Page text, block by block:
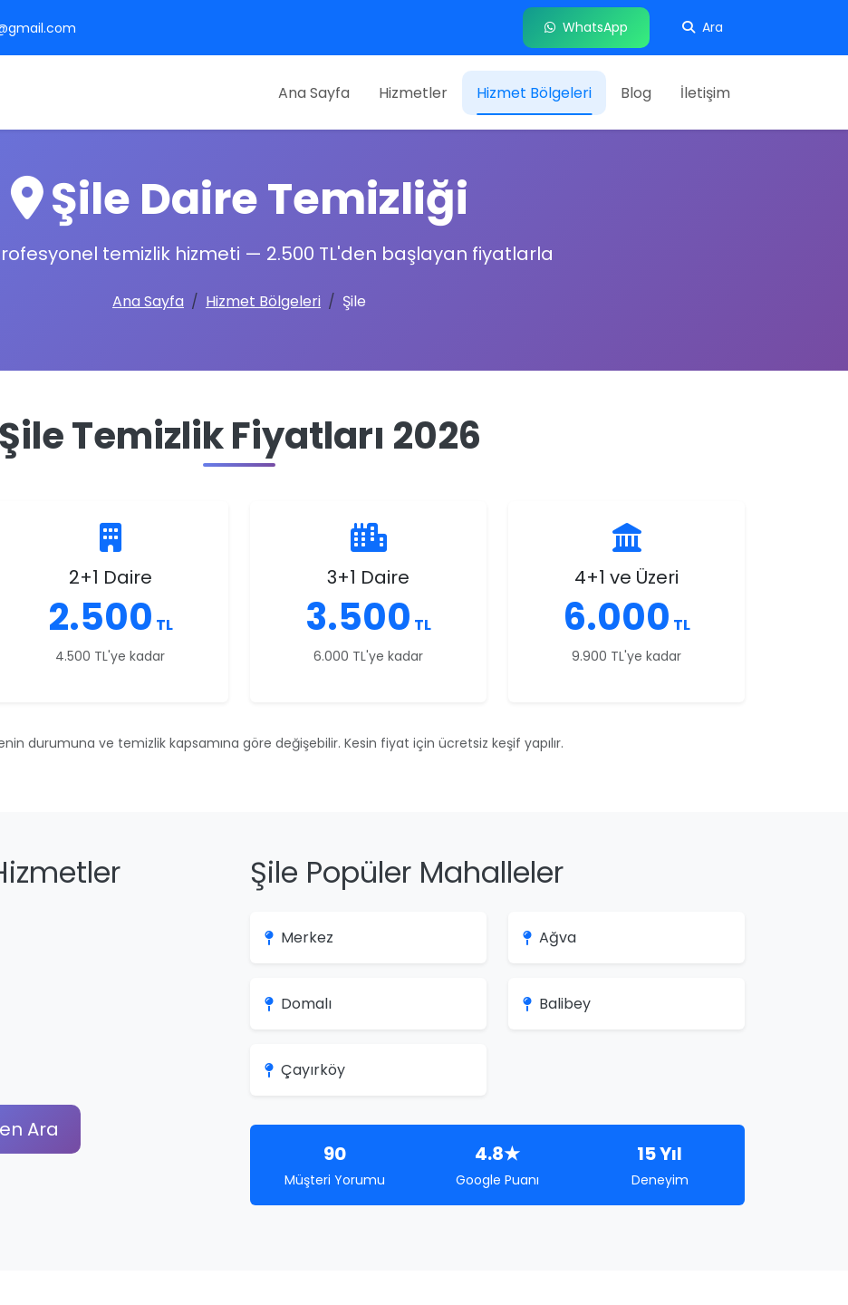
WhatsApp Ara
Ana Sayfa Hizmetler Hizmet Bölgeleri Blog İletişim
Şile Daire Temizliği
temizlik hizmeti — 2.500 TL'den başlayan fiyatlarla
Ana Sayfa Hizmet Bölgeleri Şile
Şile Temizlik Fiyatları 2026
2+1 Daire
2.500 TL
4.500 TL'ye kadar
3+1 Daire
3.500 TL
6.000 TL'ye kadar
4+1 ve Üzeri
6.000 TL
9.900 TL'ye kadar
durumuna ve temizlik kapsamına göre değişebilir. Kesin fiyat için ücretsiz keşif yapılır.
Ara
Şile Popüler Mahalleler
Merkez Ağva
Domalı Balibey
Çayırköy
90
Müşteri Yorumu
4.8★
Google Puanı
15 Yıl
Deneyim